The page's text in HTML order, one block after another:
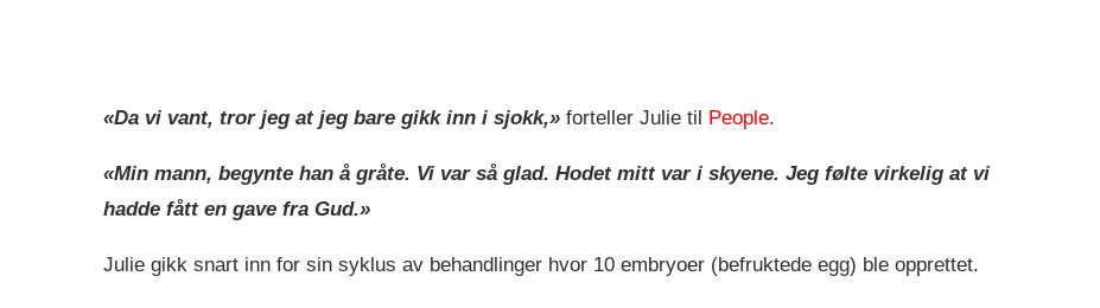
«Da vi vant, tror jeg at jeg bare gikk inn i sjokk,» forteller Julie til People.
«Min mann, begynte han å gråte. Vi var så glad. Hodet mitt var i skyene. Jeg følte virkelig at vi
hadde fått en gave fra Gud.»
Julie gikk snart inn for sin syklus av behandlinger hvor 10 embryoer (befruktede egg) ble opprettet.